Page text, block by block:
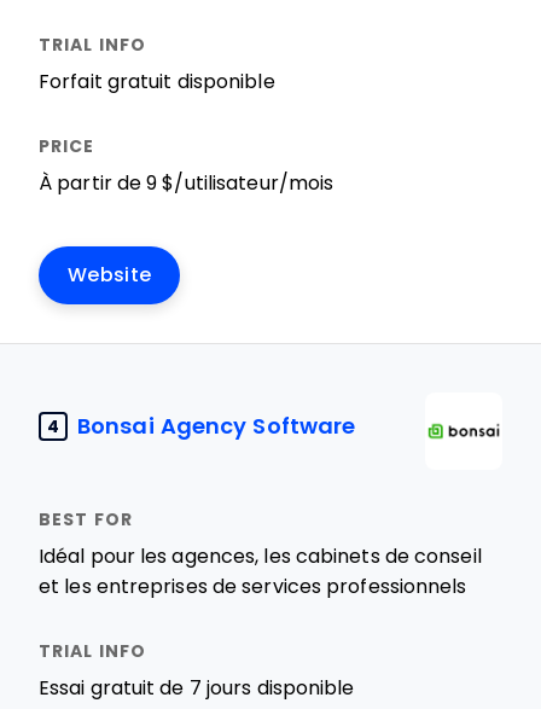
Forfait gratuit disponible
À partir de 9 $/utilisateur/mois
Website
4 Bonsai Agency Software
Idéal pour les agences, les cabinets de conseil
et les entreprises de services professionnels
Essai gratuit de 7 jours disponible